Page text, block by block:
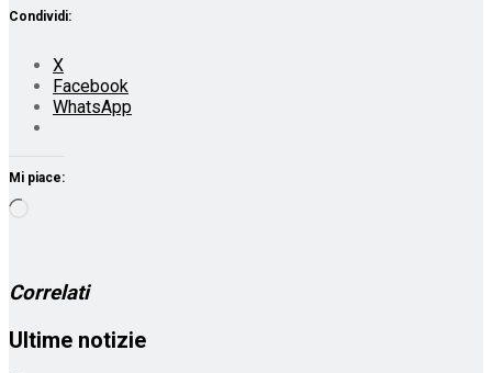
Condividi:
X
Facebook
WhatsApp
Mi piace:
Correlati
Ultime notizie